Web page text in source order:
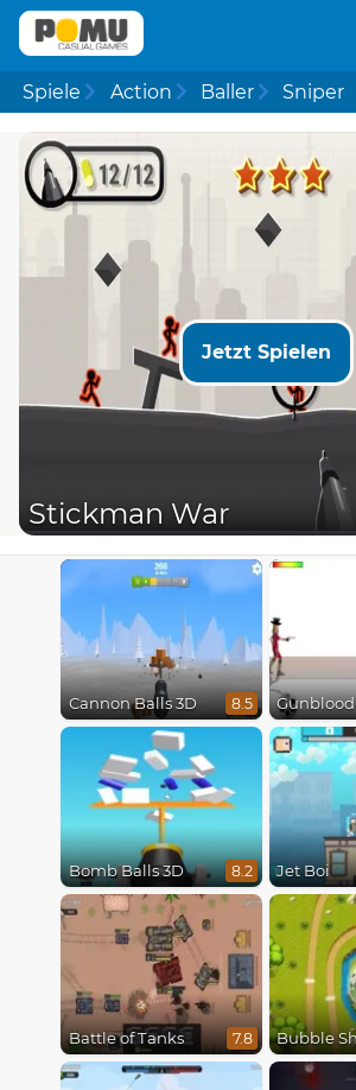
Spiele Action Baller Sniper
Jetzt Spielen
Stickman War
Cannon Balls 3D 8.5 Gunblood
Bomb Balls 3D 8.2 Jet Boi
Battle of Tanks 7.8